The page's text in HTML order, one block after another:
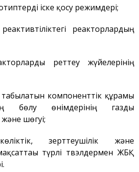
Сәулет, қала құрылысы
және құрылыс
Атом энергиясын
Прекурсорлар
Пошта
Байланыс
іске қосу режимдері;
реакторлардың
реттеу жүйелерінің
компоненттік құрамы
бөлу өнімдерінің газды
шөгуі;
зерттеушілік және
түрлі твэлдермен ЖБҚ